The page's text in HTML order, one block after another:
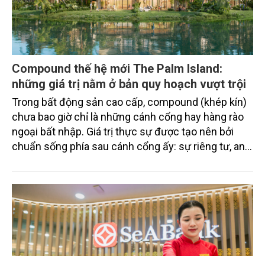
Compound thế hệ mới The Palm Island:
những giá trị nằm ở bản quy hoạch vượt trội
Trong bất động sản cao cấp, compound (khép kín)
chưa bao giờ chỉ là những cánh cổng hay hàng rào
ngoại bất nhập. Giá trị thực sự được tạo nên bởi
chuẩn sống phía sau cánh cổng ấy: sự riêng tư, an
vụ được thiết kế dành riêng cho họ.